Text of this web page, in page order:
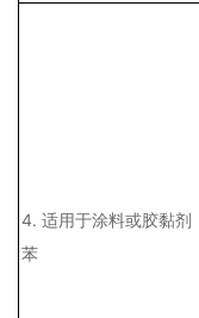
4. 适用于涂料或胶黏剂
苯